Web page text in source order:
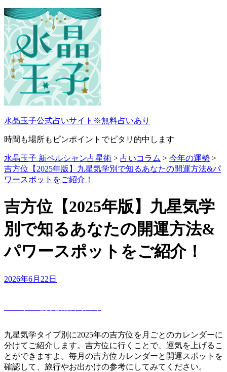
コ
ン
テ
ン
ツ
へ
ス
キ
ッ
プ
水晶玉子公式占いサイト※無料占いあり
時間も場所もピンポイントでピタリ的中します
水晶玉子 新ペルシャン占星術 > 占いコラム > 今年の運勢 >
吉方位【2025年版】九星気学別で知るあなたの開運方法&パ
ワースポットをご紹介！
吉方位【2025年版】九星気学
別で知るあなたの開運方法&
パワースポットをご紹介！
Updated
2026年6月22日
九星気学タイプ別に2025年の吉方位を月ごとのカレンダーに
分けてご紹介します。吉方位に行くことで、運気を上げるこ
とができますよ。毎月の吉方位カレンダーと開運スポットを
確認して、旅行やお出かけの参考にしてみてください。